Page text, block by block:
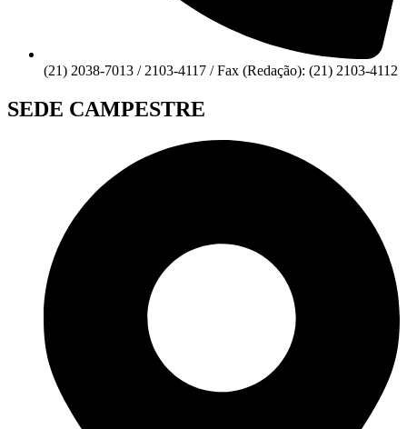
(21) 2038-7013 / 2103-4117 / Fax (Redação): (21) 2103-4112
SEDE CAMPESTRE